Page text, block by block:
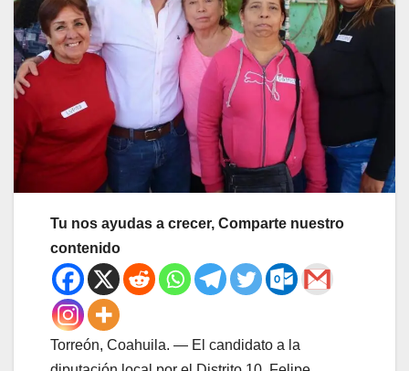
Tu nos ayudas a crecer, Comparte nuestro
contenido
Torreón, Coahuila. — El candidato a la